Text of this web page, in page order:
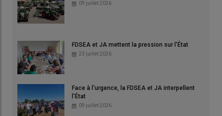
09 juillet 2026
FDSEA et JA mettent la pression sur l'État
23 juillet 2026
Face à l'urgence, la FDSEA et JA interpellent
l'État
09 juillet 2026